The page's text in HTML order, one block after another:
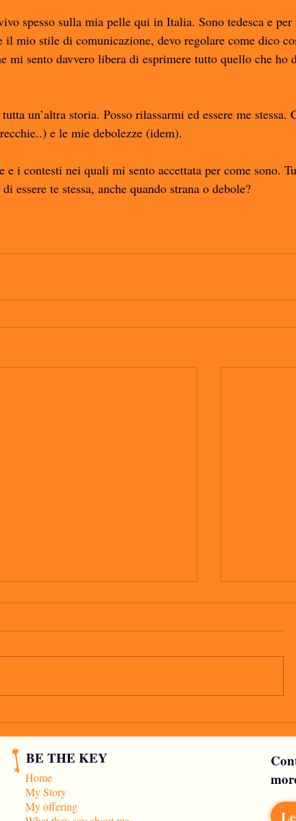
spesso sulla mia pelle qui in Italia. Sono tedesca e per
il mio stile di comunicazione, devo regolare come dico
mi sento davvero libera di esprimere tutto quello che ho
un’altra storia. Posso rilassarmi ed essere me stessa.
e le mie debolezze (idem).
e i contesti nei quali mi sento accettata per come sono.
essere te stessa, anche quando strana o debole?
C'è un tipo che mi piace
io voglio
BE THE KEY
Home
My Story
My offering